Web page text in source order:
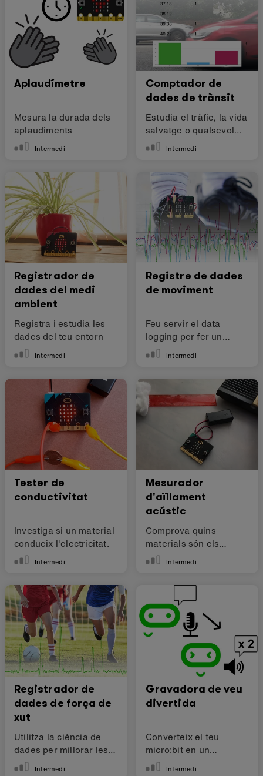
Aplaudímetre
Mesura la durada dels
aplaudiments
Intermedi
Comptador de
dades de trànsit
Estudia el tràfic, la vida
salvatge o qualsevol
altra cosa a prop teu!
Intermedi
Registrador de
dades del medi
ambient
Registra i estudia les
dades del teu entorn
Intermedi
Registre de dades
de moviment
Feu servir el data
logging per fer un
comptador de passes
millorat.
Intermedi
Tester de
conductivitat
Investiga si un material
condueix l'electricitat.
Intermedi
Mesurador
d'aïllament
acústic
Comprova quins
materials són els
millors aïllants acústics
Intermedi
Registrador de
dades de força de
xut
Utilitza la ciència de
dades per millorar les
teves habilitats
Intermedi
Gravadora de veu
divertida
Converteix el teu
micro:bit en un
canviador de veu.
Intermedi